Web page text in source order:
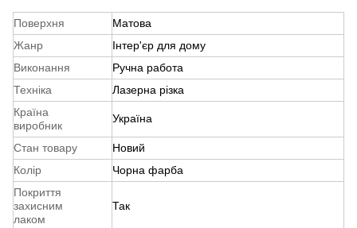
Поверхня
Матова
Жанр
Інтер'єр для дому
Виконання
Ручна работа
Техніка
Лазерна різка
Країна
виробник
Україна
Стан товару
Новий
Колір
Чорна фарба
Покриття
захисним
лаком
Так